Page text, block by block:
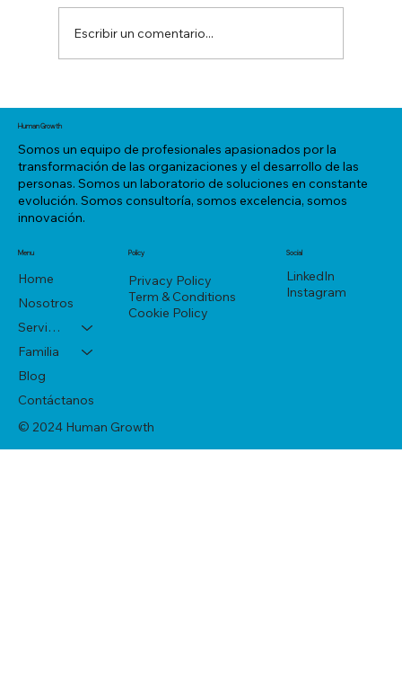
Escribir un comentario...
LinkedIn
Instagram
Social
Privacy Policy
Term & Conditions
Cookie Policy
Policy
Home
Nosotros
Servicios
Familia
Blog
Contáctanos
Menu
Somos un equipo de profesionales apasionados por la
transformación de las organizaciones y el desarrollo de las
personas. Somos un laboratorio de soluciones en constante
evolución. Somos consultoría, somos excelencia, somos
innovación.
Human Growth
© 2024 Human Growth